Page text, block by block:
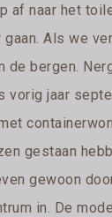
af naar het
Als we
bergen.
vorig jaar
gestaan
gewoon
in. De